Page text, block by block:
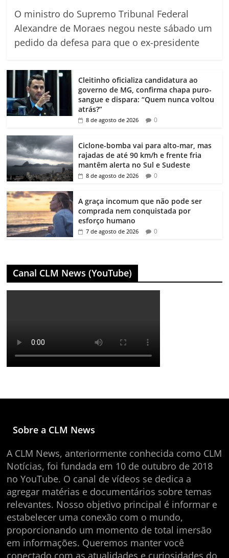
O ministro do Supremo Tribunal Federal
Alexandre de Moraes negou neste sábado um
pedido da defesa para que o ex-presidente
Cleitinho oficializa candidatura ao
governo de MG, confirma chapa puro-
sangue e dispara: “Quem nunca voltou
atrás?”
8 de agosto de 2026 0
Ciclone-bomba vai para alto-mar, mas
rajadas de até 90 km/h e frente fria
mantêm alerta no Sul e Sudeste
8 de agosto de 2026 0
A graça incomum que não pode ser
comprada nem conquistada por
esforço humano
7 de agosto de 2026 0
Canal CLM News (YouTube)
Sobre a CLM News
A CLM News, anteriormente conhecida como CLM
Notícias, foi fundada em 10 de outubro de 2018
no YouTube. O canal de vídeos se dedica a
agregar matérias e documentários sobre temas
relevantes. Nosso objetivo principal é informar e
estabelecer uma conexão com o mundo,
proporcionando um momento de total imersão
em informações. Queremos manter você
conectado com as atualidades e curiosidades do